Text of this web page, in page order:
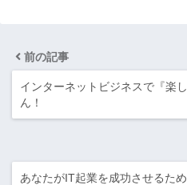
前の記事
インターネットビジネスで『楽
ん！
あなたがIT起業を成功させるた